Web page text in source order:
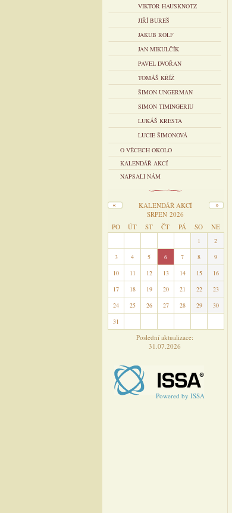
VIKTOR HAUSKNOTZ
JIŘÍ BUREŠ
JAKUB ROLF
JAN MIKULČÍK
PAVEL DVOŘAN
TOMÁŠ KŘÍŽ
ŠIMON UNGERMAN
SIMON TIMINGERIU
LUKÁŠ KRESTA
LUCIE ŠIMONOVÁ
O VĚCECH OKOLO
KALENDÁŘ AKCÍ
NAPSALI NÁM
KALENDÁŘ AKCÍ
SRPEN 2026
PO
ÚT ST ČT PÁ SO NE
1
2
3
4 5 6 7 8
9
10
11 12 13 14 15
16
17
18 19 20 21 22
23
24
25 26 27 28 29
30
31
Poslední aktualizace:
31.07.2026
Powered by ISSA